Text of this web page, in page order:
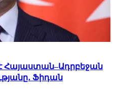
Հայաստան–Ադրբեջան
Ֆիդան